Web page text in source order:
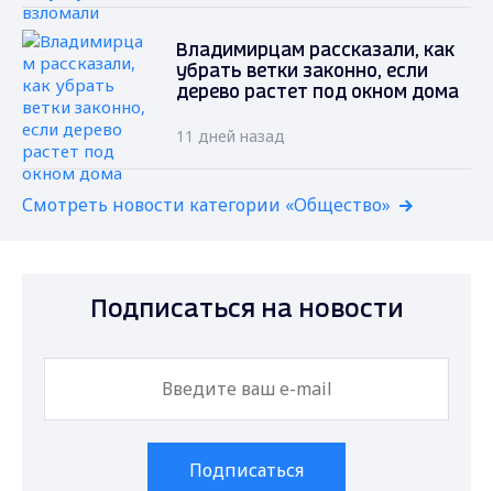
Владимирцам рассказали, как
убрать ветки законно, если
дерево растет под окном дома
11 дней назад
Смотреть новости категории «Общество»
Подписаться на новости
Подписаться